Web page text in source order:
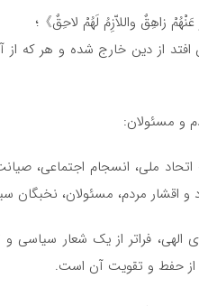
زاهِقٌ واللاّزِمُ لَهُمْ لاحِقٌ》؛
از دین خارج شده و هر که
ملی، انسجام اجتماعی،
و اقشار مردم، مسئولان،
الهی، فراتر از یک شعار
از حفط و تقویت آن است.